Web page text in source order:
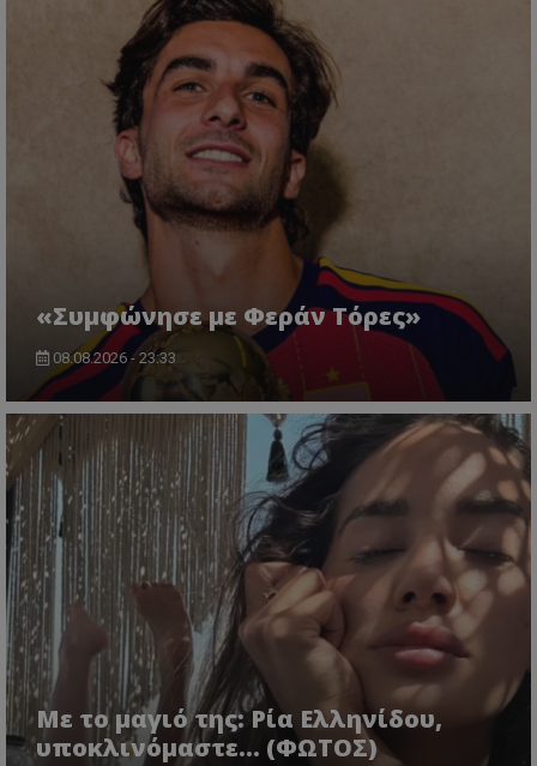
«Συμφώνησε με Φεράν Τόρες»
08.08.2026 - 23:33
Με το μαγιό της: Ρία Ελληνίδου,
υποκλινόμαστε… (ΦΩΤΟΣ)